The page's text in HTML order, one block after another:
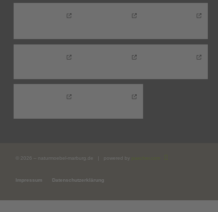
© 2026 – naturmoebel-marburg.de | powered by paecher.com
Impressum Datenschutzerklärung